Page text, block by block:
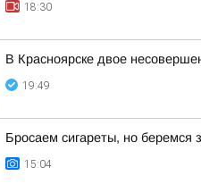
18:30
В Красноярске двое
19:49
Бросаем сигареты, но беремся
15:04